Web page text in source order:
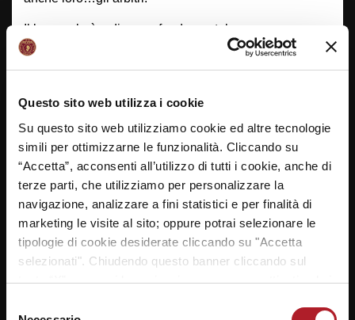
Questo sito web utilizza i cookie
Su questo sito web utilizziamo cookie ed altre tecnologie
simili per ottimizzarne le funzionalità. Cliccando su
“Accetta”, acconsenti all’utilizzo di tutti i cookie, anche di
terze parti, che utilizziamo per personalizzare la
navigazione, analizzare a fini statistici e per finalità di
marketing le visite al sito; oppure potrai selezionare le
tipologie di cookie desiderate cliccando su "Accetta
selezionati". Chiudendo questo banner cliccando sul
tasto “X” prosegui la navigazione e saranno attivati solo i
Il loro ruolo è a dir poco fondamentale, non
esageriamo se diciamo che senza di loro non si può
letteralmente giocare…quindi complimenti ragazzi e